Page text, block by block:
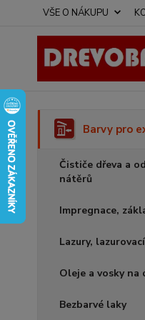
VŠE O NÁKUPU
Barvy pro
Čističe dřeva a
nátěrů
Impregnace,
Lazury,
Oleje a vosky na
Bezbarvé laky